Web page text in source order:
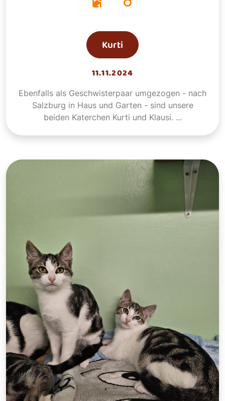
Kurti
11.11.2024
Ebenfalls als Geschwisterpaar umgezogen - nach
Salzburg in Haus und Garten - sind unsere
beiden Katerchen Kurti und Klausi. ...